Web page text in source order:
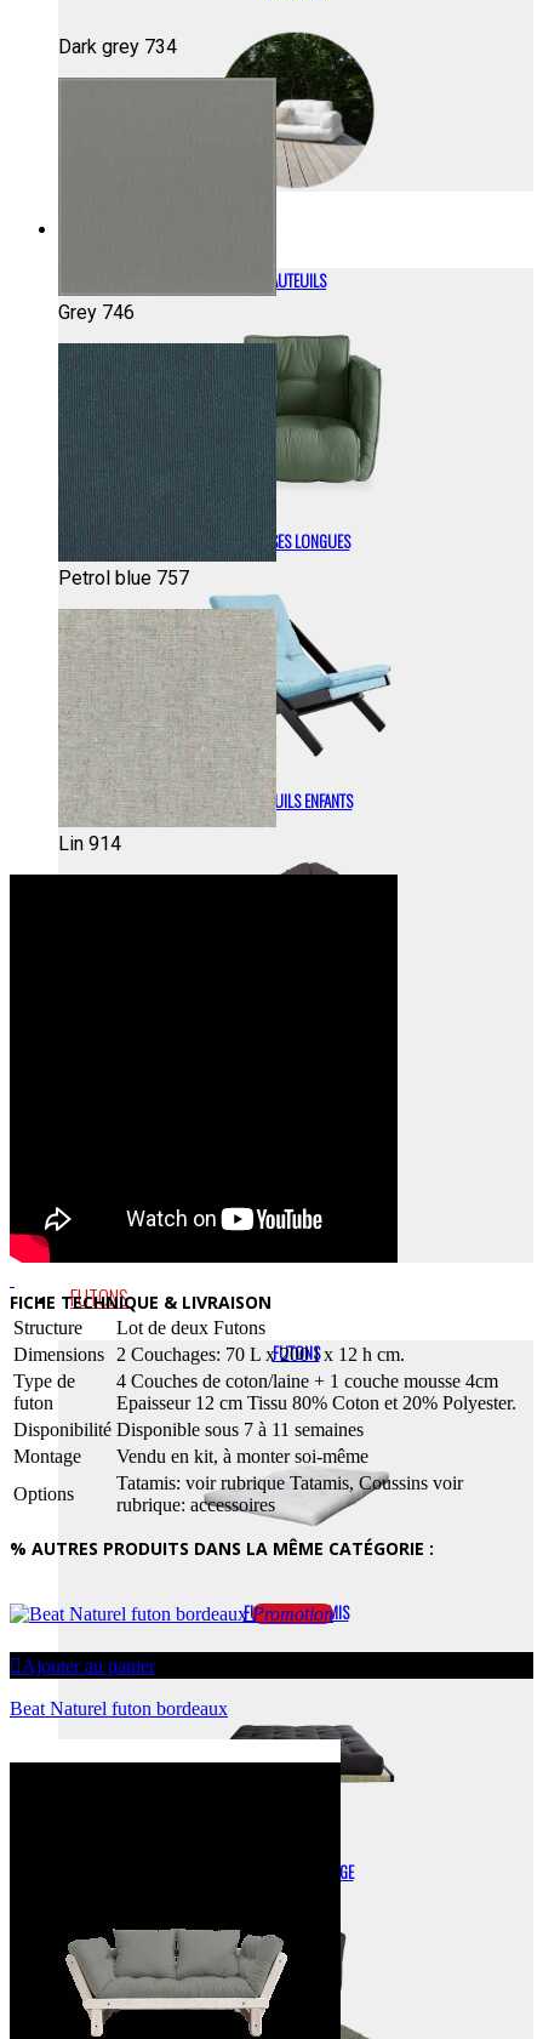
FAUTEUILS
CHAISES LONGUES
FAUTEUILS ENFANTS
FUTONS
FUTONS
FUTONS + TATAMIS
FUTONS DE VOYAGE
Dark grey 734
Grey 746
Petrol blue 757
Lin 914
FICHE TECHNIQUE & LIVRAISON
Structure
Lot de deux Futons
Dimensions
2 Couchages: 70 L x 200 l x 12 h cm.
Type de
futon
4 Couches de coton/laine + 1 couche mousse 4cm
Epaisseur 12 cm Tissu 80% Coton et 20% Polyester.
Disponibilité Disponible sous 7 à 11 semaines
Montage
Vendu en kit, à monter soi-même
Options
Tatamis: voir rubrique Tatamis, Coussins voir
rubrique: accessoires
% AUTRES PRODUITS DANS LA MÊME CATÉGORIE :
Promotion
Ajouter au panier
Beat Naturel futon bordeaux